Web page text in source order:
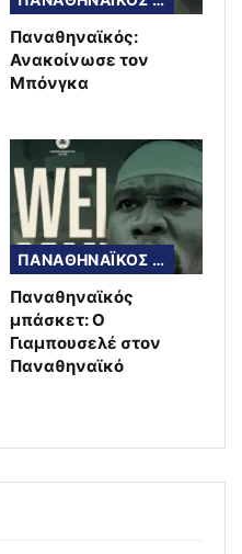
Παναθηναϊκός:
Ανακοίνωσε τον
Μπόνγκα
ΠΑΝΑΘΗΝΑΪΚΟΣ ΜΠΑΣΚΕΤ
Παναθηναϊκός
μπάσκετ: Ο
Γιαμπουσελέ στον
Παναθηναϊκό